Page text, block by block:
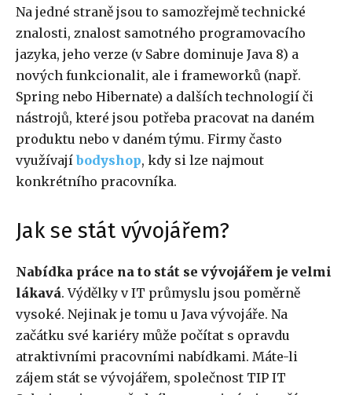
Na jedné straně jsou to samozřejmě technické
znalosti, znalost samotného programovacího
jazyka, jeho verze (v Sabre dominuje Java 8) a
nových funkcionalit, ale i frameworků (např.
Spring nebo Hibernate) a dalších technologií či
nástrojů, které jsou potřeba pracovat na daném
produktu nebo v daném týmu. Firmy často
využívají bodyshop, kdy si lze najmout
konkrétního pracovníka.
Jak se stát vývojářem?
Nabídka práce na to stát se vývojářem je velmi
lákavá. Výdělky v IT průmyslu jsou poměrně
vysoké. Nejinak je tomu u Java vývojáře. Na
začátku své kariéry může počítat s opravdu
atraktivními pracovními nabídkami. Máte-li
zájem stát se vývojářem, společnost TIP IT